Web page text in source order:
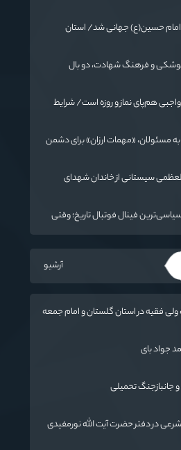
امام حسین(ع) جهانی شد/ استان
موشکی و فرهنگ شهادت، دو بال
هم‌پای نماز و روزه است/ شرایط
مسئولان، «مهمات ارزان» برای دشمن
نمایندگان حضرت آیت‌الله العظمی سیستانی از خاندان شهدای
سیاسی‌ترین فینال فوتبال تاریخ؛ وقتی
آرشیو
فقیه در استان گلستان و امام جمعه
جواد بای
و جانبازجنگ تحمیلی
در دفتر حضرت آیت الله نورمفیدی